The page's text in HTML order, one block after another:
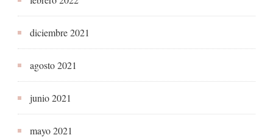
diciembre 2021
agosto 2021
junio 2021
mayo 2021